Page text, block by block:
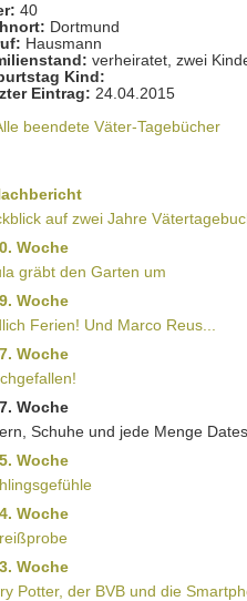
40
Dortmund
Hausmann
verheiratet, zwei
Kind:
Eintrag: 24.04.2015
beendete Väter-Tagebücher
auf zwei Jahre
Woche
gräbt den Garten um
Woche
Ferien! Und Marco Reus...
Woche
Woche
Schuhe und jede Menge Dates
Woche
Woche
Woche
Potter, der BVB und die